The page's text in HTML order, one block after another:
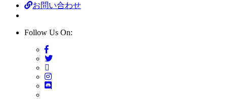
お問い合わせ
Follow Us On: